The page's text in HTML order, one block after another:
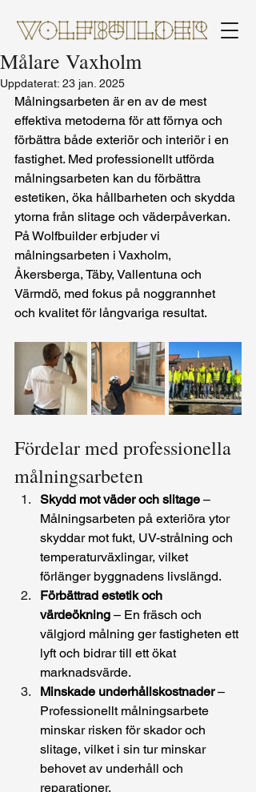
Målare Vaxholm
Uppdaterat: 23 jan. 2025
Målningsarbeten är en av de mest
effektiva metoderna för att förnya och
förbättra både exteriör och interiör i en
fastighet. Med professionellt utförda
målningsarbeten kan du förbättra
estetiken, öka hållbarheten och skydda
ytorna från slitage och väderpåverkan.
På Wolfbuilder erbjuder vi
målningsarbeten i Vaxholm,
Åkersberga, Täby, Vallentuna och
Värmdö, med fokus på noggrannhet
och kvalitet för långvariga resultat.
Fördelar med professionella
målningsarbeten
Skydd mot väder och slitage –
Målningsarbeten på exteriöra ytor
skyddar mot fukt, UV-strålning och
temperaturväxlingar, vilket
förlänger byggnadens livslängd.
Förbättrad estetik och
värdeökning – En fräsch och
välgjord målning ger fastigheten ett
lyft och bidrar till ett ökat
marknadsvärde.
Minskade underhållskostnader –
Professionellt målningsarbete
minskar risken för skador och
slitage, vilket i sin tur minskar
behovet av underhåll och
reparationer.